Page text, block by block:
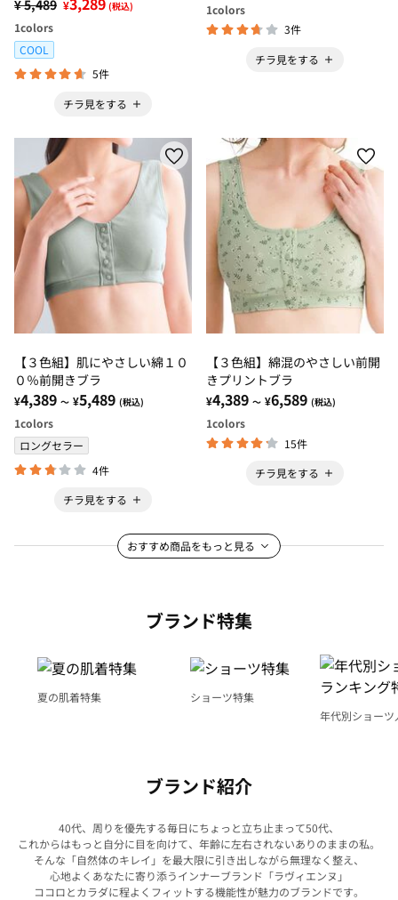
¥ 5,489 ¥ (税込)
1colors
COOL
5件
チラ見をする
1colors
3件
チラ見をする
【３色組】肌にやさしい綿１０
０％前開きブラ
¥4,389 ～ ¥5,489 (税込)
1colors
ロングセラー
4件
チラ見をする
【３色組】綿混のやさしい前開
きプリントブラ
¥4,389 ～ ¥6,589 (税込)
1colors
15件
チラ見をする
おすすめ商品をもっと見る
ブランド特集
夏の肌着特集
ショーツ特集
年代別ショー
ブランド紹介
40代、周りを優先する毎日にちょっと立ち止まって50代、
これからはもっと自分に目を向けて、年齢に左右されないありのままの私。
そんな「自然体のキレイ」を最大限に引き出しながら無理なく整え、
心地よくあなたに寄り添うインナーブランド「ラヴィエンヌ」
ココロとカラダに程よくフィットする機能性が魅力のブランドです。